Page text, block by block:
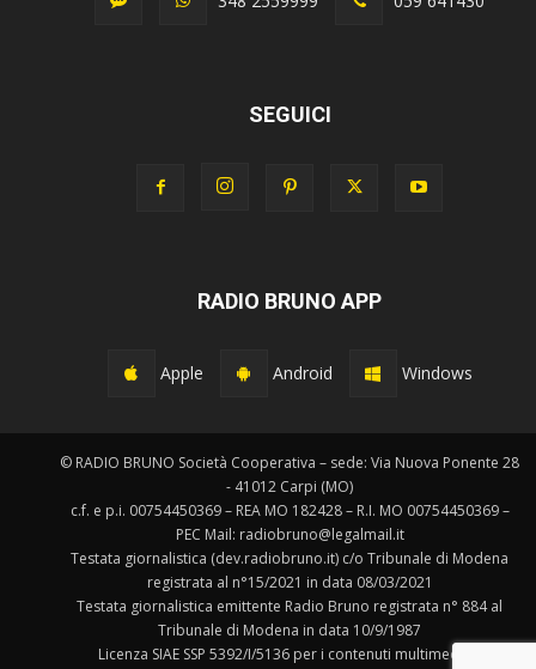
SEGUICI
RADIO BRUNO APP
Apple Android Windows
© RADIO BRUNO Società Cooperativa – sede: Via Nuova Ponente 28
- 41012 Carpi (MO)
c.f. e p.i. 00754450369 – REA MO 182428 – R.I. MO 00754450369 –
PEC Mail: radiobruno@legalmail.it
Testata giornalistica (dev.radiobruno.it) c/o Tribunale di Modena
registrata al n°15/2021 in data 08/03/2021
Testata giornalistica emittente Radio Bruno registrata n° 884 al
Tribunale di Modena in data 10/9/1987
Licenza SIAE SSP 5392/I/5136 per i contenuti multimediali.